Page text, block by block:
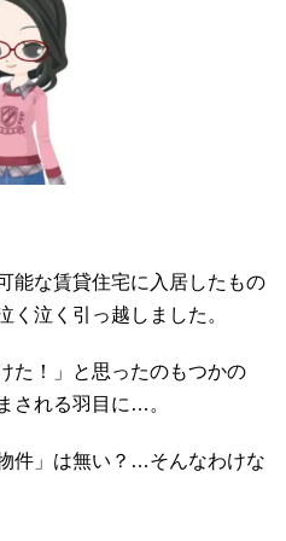
能な賃貸住宅に入居したもの
く泣く引っ越しました。
た！」と思ったのもつかの
される羽目に…。
件」は無い？…そんなわけな